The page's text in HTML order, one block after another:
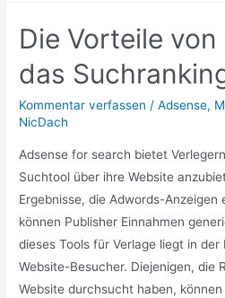
Die Vorteile
das
Kommentar verfassen /Adsense,
NicDach
Adsense for search bietet
Suchtool über ihre Website
Ergebnisse, die Adwords-
können Publisher Einnahmen
dieses Tools für Verlage liegt in
Website-Besucher. Diejenigen, die
Website durchsucht haben,